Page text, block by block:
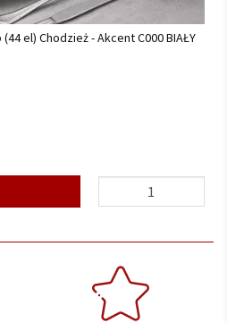
na 12 osób (82el.) Chodzież -
48h)